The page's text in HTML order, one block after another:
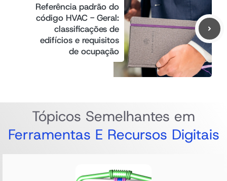
Referência padrão do
código HVAC - Geral:
classificações de
edifícios e requisitos
de ocupação
Tópicos Semelhantes em
Ferramentas E Recursos Digitais